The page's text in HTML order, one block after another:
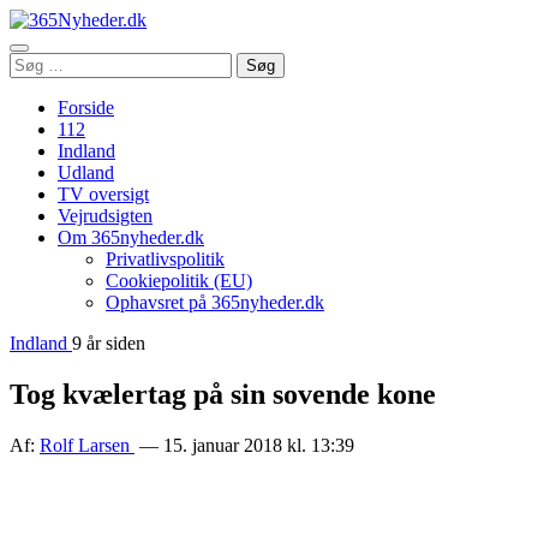
Åbn
menu
Søg
efter:
Søg
Forside
112
Indland
Udland
TV oversigt
Vejrudsigten
Om 365nyheder.dk
Privatlivspolitik
Cookiepolitik (EU)
Ophavsret på 365nyheder.dk
Indland 9 år siden
Tog kvælertag på sin sovende kone
Af: Rolf Larsen — 15. januar 2018 kl. 13:39